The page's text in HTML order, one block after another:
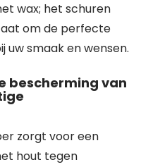
wax; het schuren
om de perfecte
uw smaak en wensen.
bescherming van
zorgt voor een
hout tegen